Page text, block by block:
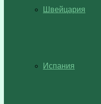
Швейцария
Испания